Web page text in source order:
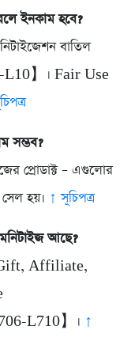
ইনকাম হবে?
বাতিল
L10】। Fair Use
সম্ভব?
প্রোডাক্ট – এগুলোর
হয়। ↑ সূচিপত্র
আছে?
Gift, Affiliate,
L710】। ↑